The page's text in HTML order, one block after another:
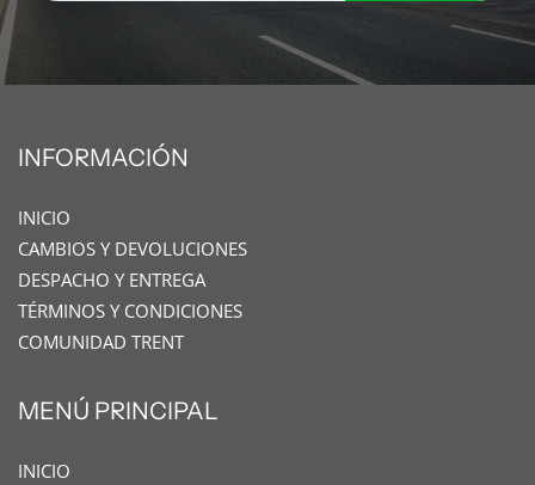
INFORMACIÓN
INICIO
CAMBIOS Y DEVOLUCIONES
DESPACHO Y ENTREGA
TÉRMINOS Y CONDICIONES
COMUNIDAD TRENT
MENÚ PRINCIPAL
INICIO